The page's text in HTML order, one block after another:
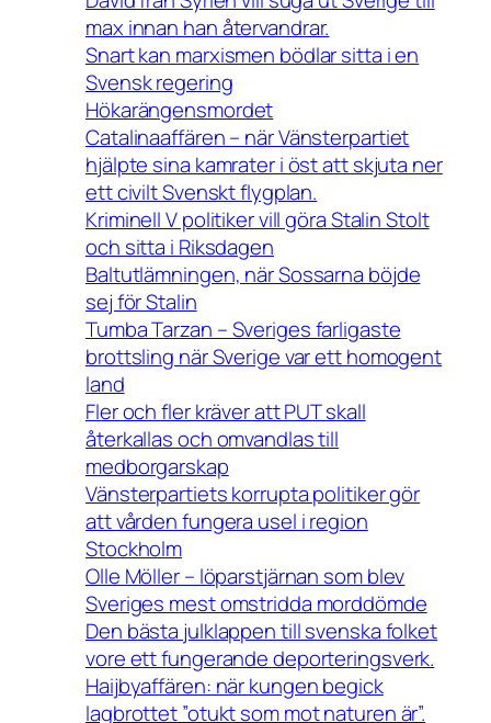
max innan han återvandrar.
Snart kan marxismen bödlar sitta i en
Svensk regering
Hökarängensmordet
Catalinaaffären – när Vänsterpartiet
hjälpte sina kamrater i öst att skjuta ner
ett civilt Svenskt flygplan.
Kriminell V politiker vill göra Stalin Stolt
och sitta i Riksdagen
Baltutlämningen, när Sossarna böjde
sej för Stalin
Tumba Tarzan – Sveriges farligaste
brottsling när Sverige var ett homogent
land
Fler och fler kräver att PUT skall
återkallas och omvandlas till
medborgarskap
Vänsterpartiets korrupta politiker gör
att vården fungera usel i region
Stockholm
Olle Möller – löparstjärnan som blev
Sveriges mest omstridda morddömde
Den bästa julklappen till svenska folket
vore ett fungerande deporteringsverk.
Haijbyaffären: när kungen begick
lagbrottet ”otukt som mot naturen är”.